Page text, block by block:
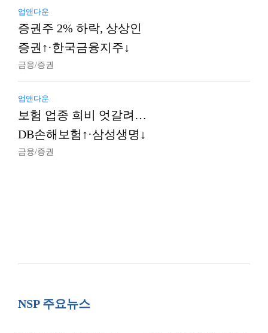
업앤다운
증권주 2% 하락, 상상인
증권↑·한국금융지주↓
금융/증권
업앤다운
보험 업종 희비 엇갈려…
DB손해보험↑·삼성생명↓
금융/증권
NSP 주요뉴스